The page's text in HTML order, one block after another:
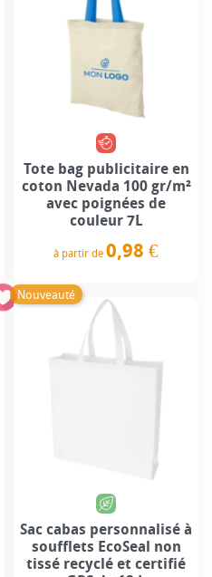
Tote bag publicitaire en
coton Nevada 100 gr/m²
avec poignées de
couleur 7L
à partir de 0,98 €
Nouveauté
Sac cabas personnalisé à
soufflets EcoSeal non
tissé recyclé et certifié